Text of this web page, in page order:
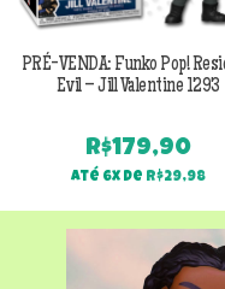
PRÉ-VENDA: Funko Pop!
Evil – Jill Valentine 1293
R$179,90
Até 6x de R$29,98